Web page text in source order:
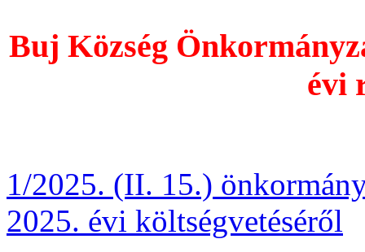
Buj Község
évi
1/2025. (II. 15.)
2025. évi költségvetéséről